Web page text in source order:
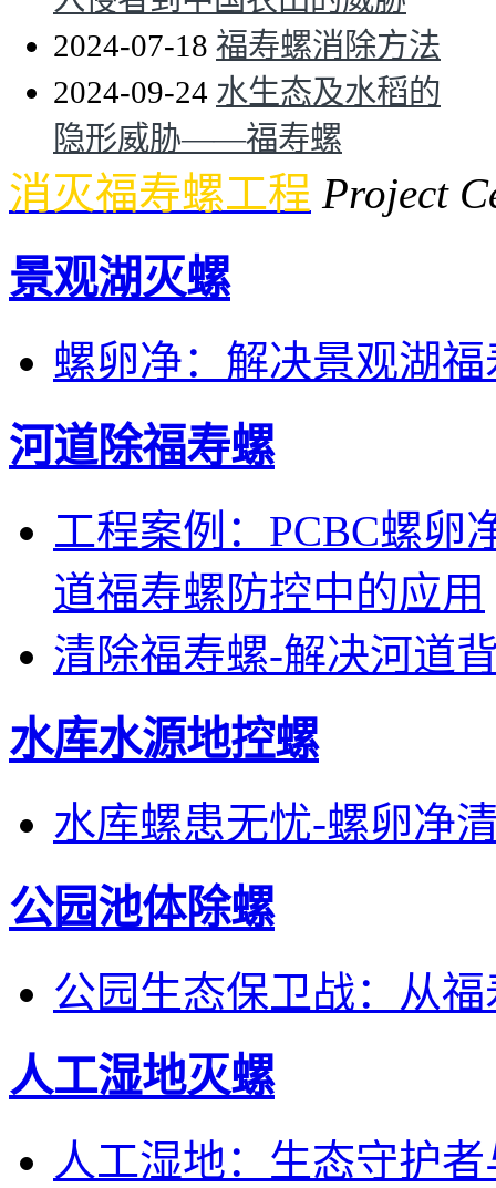
2024-07-18 福寿螺消除方法
2024-09-24 水生态及水稻的
隐形威胁——福寿螺
消灭福寿螺工程 Project
景观湖灭螺
螺卵净：解决景观湖
河道除福寿螺
工程案例：PCBC螺卵
道福寿螺防控中的应用
清除福寿螺-解决河道
水库水源地控螺
水库螺患无忧-螺卵净
公园池体除螺
公园生态保卫战：从
人工湿地灭螺
人工湿地：生态守护